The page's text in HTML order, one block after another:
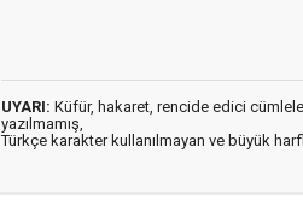
UYARI: Küfür, hakaret, rencide edici
yazılmamış,
Türkçe karakter kullanılmayan ve büyük